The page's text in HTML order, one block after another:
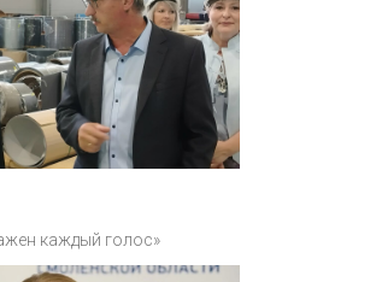
каждый голос»